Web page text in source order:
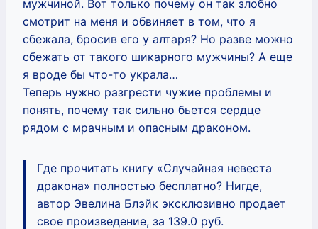
мужчиной. Вот только почему он так злобно
смотрит на меня и обвиняет в том, что я
сбежала, бросив его у алтаря? Но разве можно
сбежать от такого шикарного мужчины? А еще
я вроде бы что-то украла…
Теперь нужно разгрести чужие проблемы и
понять, почему так сильно бьется сердце
рядом с мрачным и опасным драконом.
Где прочитать книгу «Случайная невеста
дракона» полностью бесплатно? Нигде,
автор Эвелина Блэйк эксклюзивно продает
свое произведение, за 139.0 руб.